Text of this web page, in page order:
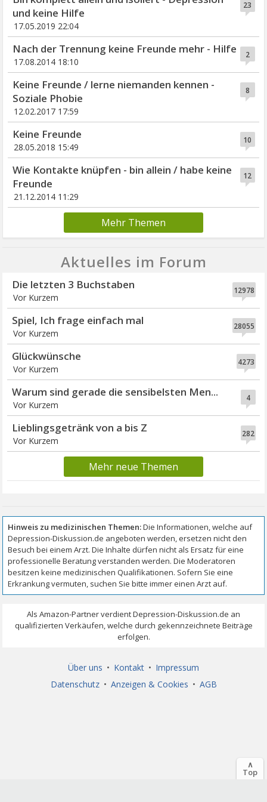
23
und keine Hilfe
17.05.2019 22:04
2
Nach der Trennung keine Freunde mehr - Hilfe
17.08.2014 18:10
8
Keine Freunde / lerne niemanden kennen -
Soziale Phobie
12.02.2017 17:59
10
Keine Freunde
28.05.2018 15:49
12
Wie Kontakte knüpfen - bin allein / habe keine
Freunde
21.12.2014 11:29
Mehr Themen
Aktuelles im Forum
12978
Die letzten 3 Buchstaben
Vor Kurzem
28055
Spiel, Ich frage einfach mal
Vor Kurzem
4273
Glückwünsche
Vor Kurzem
4
Warum sind gerade die sensibelsten Men...
Vor Kurzem
282
Lieblingsgetränk von a bis Z
Vor Kurzem
Mehr neue Themen
Über uns • Kontakt • Impressum
Datenschutz • Anzeigen & Cookies • AGB
∧
Top